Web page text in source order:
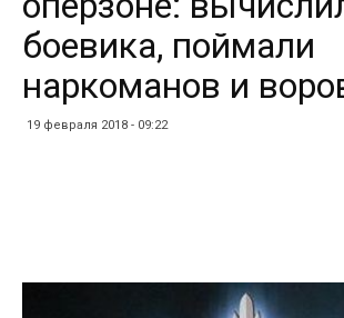
боевика, поймали
наркоманов и
19 февраля 2018 - 09:22